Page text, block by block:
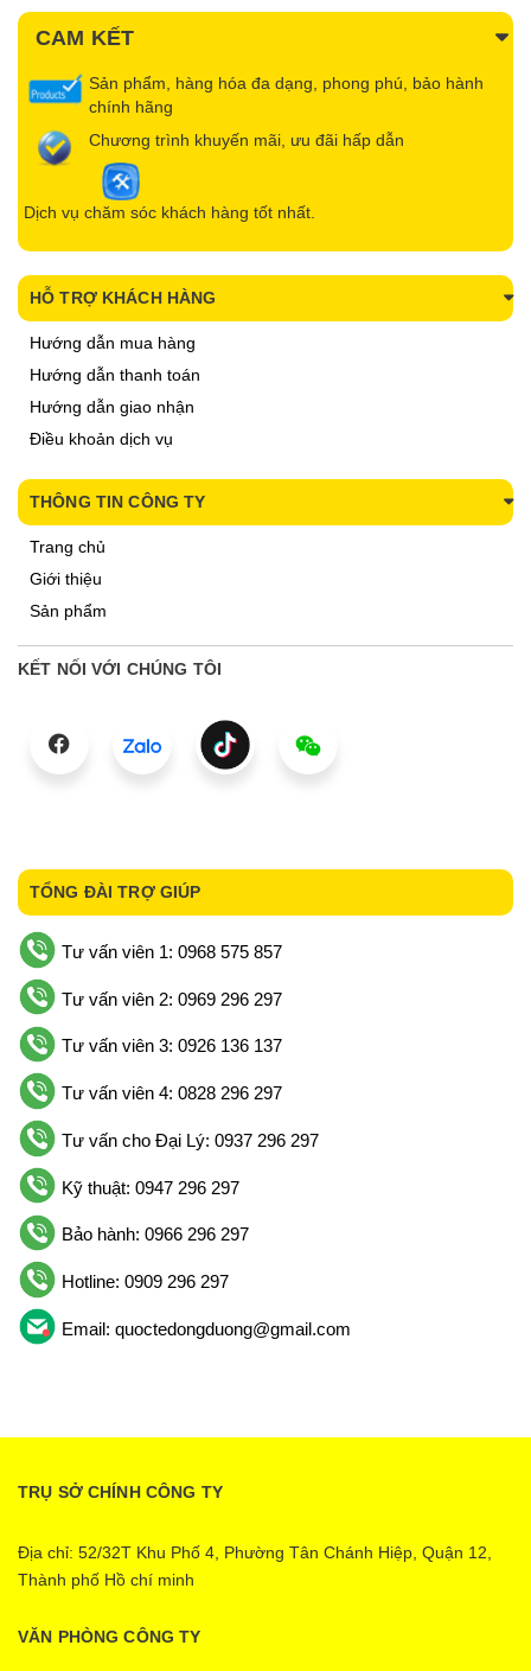
CAM KẾT
Sản phẩm, hàng hóa đa dạng, phong phú, bảo hành
chính hãng
Chương trình khuyến mãi, ưu đãi hấp dẫn
Dịch vụ chăm sóc khách hàng tốt nhất.
HỖ TRỢ KHÁCH HÀNG
Hướng dẫn mua hàng
Hướng dẫn thanh toán
Hướng dẫn giao nhận
Điều khoản dịch vụ
THÔNG TIN CÔNG TY
Trang chủ
Giới thiệu
Sản phẩm
KẾT NỐI VỚI CHÚNG TÔI
TỔNG ĐÀI TRỢ GIÚP
Tư vấn viên 1: 0968 575 857
Tư vấn viên 2: 0969 296 297
Tư vấn viên 3: 0926 136 137
Tư vấn viên 4: 0828 296 297
Tư vấn cho Đại Lý: 0937 296 297
Kỹ thuật: 0947 296 297
Bảo hành: 0966 296 297
Hotline: 0909 296 297
Email: quoctedongduong@gmail.com
TRỤ SỞ CHÍNH CÔNG TY
Địa chỉ: 52/32T Khu Phố 4, Phường Tân Chánh Hiệp, Quận 12,
Thành phố Hồ chí minh
VĂN PHÒNG CÔNG TY